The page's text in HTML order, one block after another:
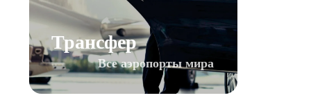
Трансфер
Все аэропорты мира